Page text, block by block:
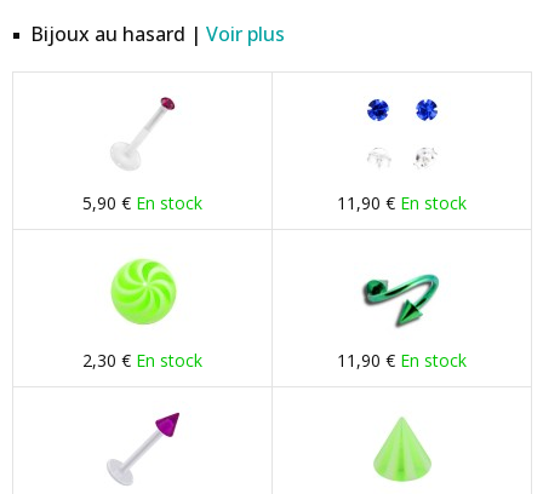
Bijoux au hasard | Voir plus
5,90 € En stock 11,90 € En stock
2,30 € En stock 11,90 € En stock